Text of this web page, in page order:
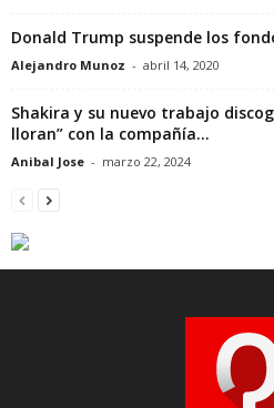
Donald Trump suspende los
Alejandro Munoz - abril 14, 2020
Shakira y su nuevo trabajo
lloran” con la compañía...
Anibal Jose - marzo 22, 2024